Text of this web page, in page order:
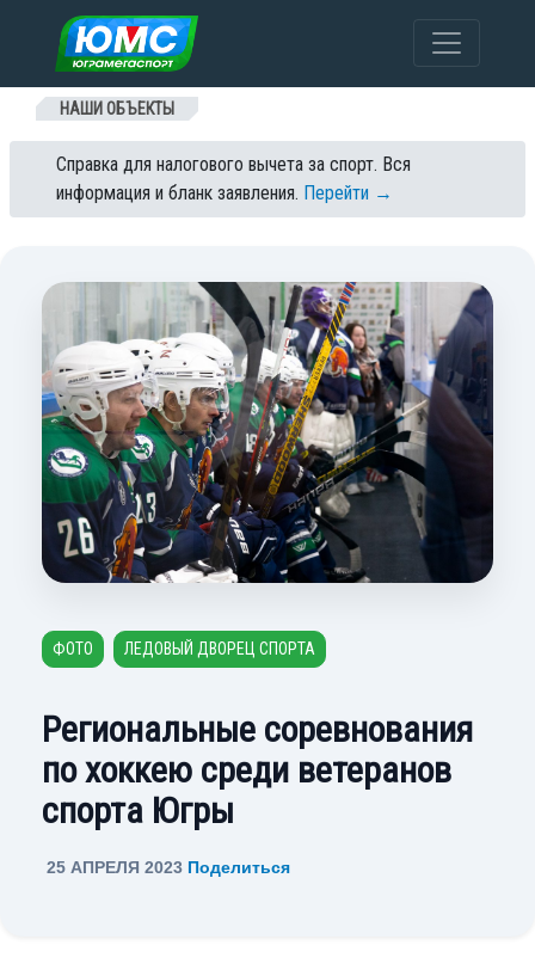
Перейти к содержанию
НАШИ ОБЪЕКТЫ
Справка для налогового вычета за спорт. Вся
информация и бланк заявления. Перейти →
ФОТО ЛЕДОВЫЙ ДВОРЕЦ СПОРТА
Региональные соревнования
по хоккею среди ветеранов
спорта Югры
25 АПРЕЛЯ 2023 Поделиться